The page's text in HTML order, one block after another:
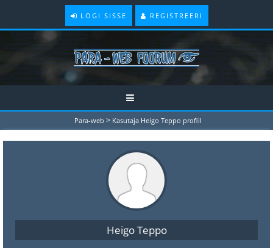
LOGI SISSE REGISTREERI
Para-web > Kasutaja Heigo Teppo profiil
Heigo Teppo